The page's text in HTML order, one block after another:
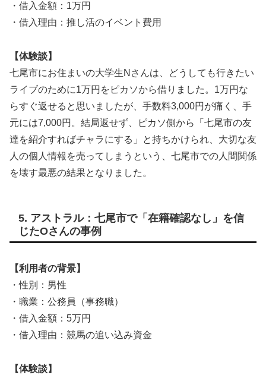
・借入金額：1万円
・借入理由：推し活のイベント費用
【体験談】
七尾市にお住まいの大学生Nさんは、どうしても行きたい
ライブのために1万円をピカソから借りました。1万円な
らすぐ返せると思いましたが、手数料3,000円が痛く、手
元には7,000円。結局返せず、ピカソ側から「七尾市の友
達を紹介すればチャラにする」と持ちかけられ、大切な友
人の個人情報を売ってしまうという、七尾市での人間関係
を壊す最悪の結果となりました。
5. アストラル：七尾市で「在籍確認なし」を信
じたOさんの事例
【利用者の背景】
・性別：男性
・職業：公務員（事務職）
・借入金額：5万円
・借入理由：競馬の追い込み資金
【体験談】